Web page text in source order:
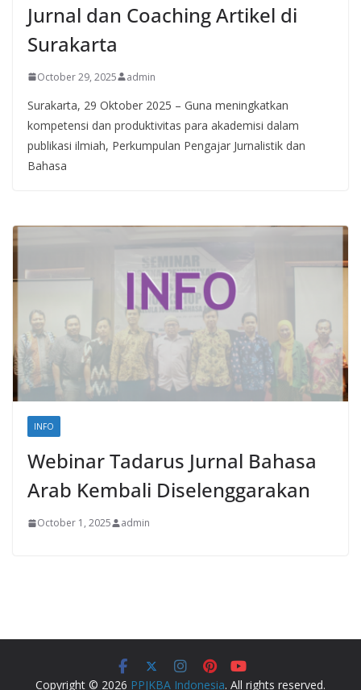
Jurnal dan Coaching Artikel di
Surakarta
October 29, 2025 admin
Surakarta, 29 Oktober 2025 – Guna meningkatkan
kompetensi dan produktivitas para akademisi dalam
publikasi ilmiah, Perkumpulan Pengajar Jurnalistik dan
Bahasa
INFO
Webinar Tadarus Jurnal Bahasa
Arab Kembali Diselenggarakan
October 1, 2025 admin
Copyright © 2026 PPJKBA Indonesia. All rights reserved.